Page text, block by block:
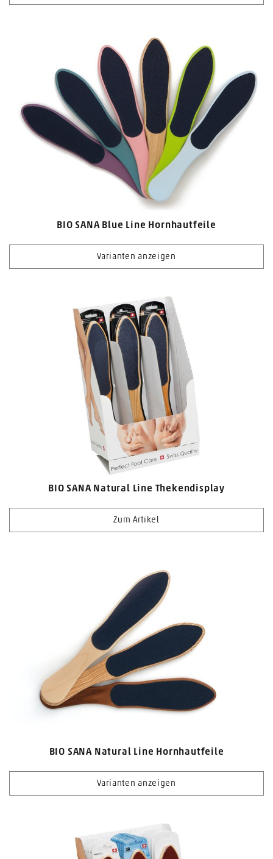
BIO SANA Blue Line Hornhautfeile
Varianten anzeigen
BIO SANA Natural Line Thekendisplay
Zum Artikel
BIO SANA Natural Line Hornhautfeile
Varianten anzeigen